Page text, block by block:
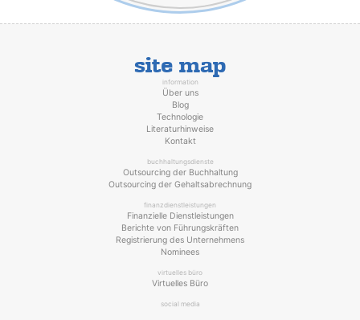
site map
information
Über uns
Blog
Technologie
Literaturhinweise
Kontakt
buchhaltungsdienste
Outsourcing der Buchhaltung
Outsourcing der Gehaltsabrechnung
finanzdienstleistungen
Finanzielle Dienstleistungen
Berichte von Führungskräften
Registrierung des Unternehmens
Nominees
virtuelles büro
Virtuelles Büro
social media